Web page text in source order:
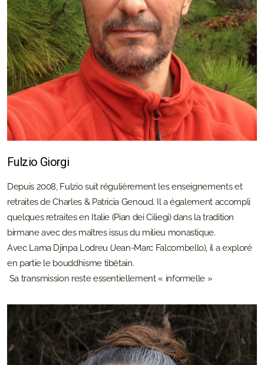
Fulzio Giorgi
Depuis 2008, Fulzio suit régulièrement les enseignements et
retraites de Charles & Patricia Genoud. Il a également accompli
quelques retraites en Italie (Pian dei Ciliegi) dans la tradition
birmane avec des maîtres issus du milieu monastique.
Avec Lama Djinpa Lodreu (Jean-Marc Falcombello), il a exploré
en partie le bouddhisme tibétain.
Sa transmission reste essentiellement « informelle »